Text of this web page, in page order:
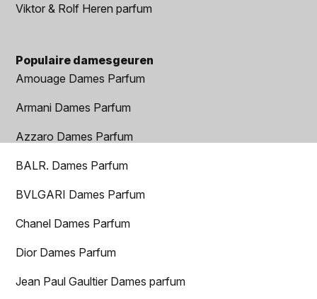
Viktor & Rolf Heren parfum
Populaire damesgeuren
Amouage Dames Parfum
Armani Dames Parfum
Azzaro Dames Parfum
BALR. Dames Parfum
BVLGARI Dames Parfum
Chanel Dames Parfum
Dior Dames Parfum
Jean Paul Gaultier Dames parfum